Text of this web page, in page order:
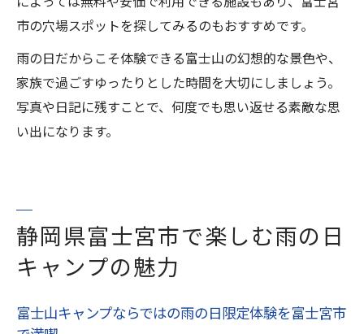
市の穴場スポットを探してみるのもおすすめです。
雨の日だからこそ体験できる富士山の幻想的な景色や、
家族で過ごすゆったりとした時間を大切にしましょう。
写真や日記に残すことで、何度でも思い返せる素敵な思
い出になります。
静岡県富士宮市で楽しむ雨の日
キャンプの魅力
富士山キャンプならではの雨の日限定体験を富士宮市